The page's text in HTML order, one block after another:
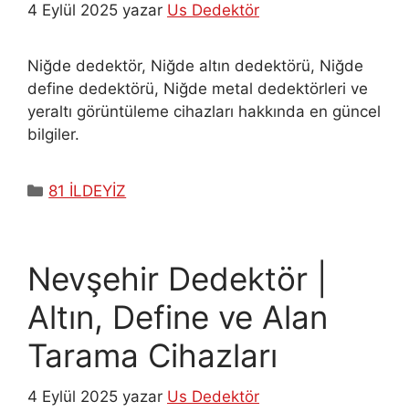
4 Eylül 2025 yazar Us Dedektör
Niğde dedektör, Niğde altın dedektörü, Niğde
define dedektörü, Niğde metal dedektörleri ve
yeraltı görüntüleme cihazları hakkında en güncel
bilgiler.
Kategoriler
81 İLDEYİZ
Nevşehir Dedektör |
Altın, Define ve Alan
Tarama Cihazları
4 Eylül 2025 yazar Us Dedektör